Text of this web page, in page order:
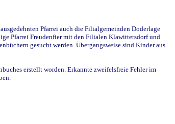
Pfarrei auch die Filialgemeinden Doderlage
Pfarrei Freudenfier mit den Filialen Klawittersdorf und
gesucht werden. Übergangsweise sind Kinder aus
erstellt worden. Erkannte zweifelsfreie Fehler im